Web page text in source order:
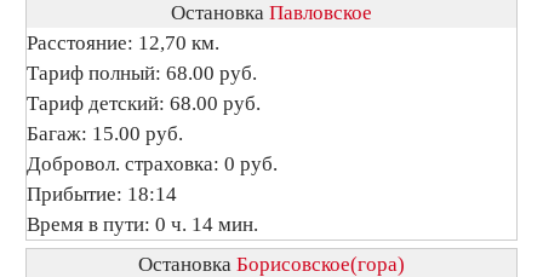
Остановка Павловское
Расстояние: 12,70 км.
Тариф полный: 68.00 руб.
Тариф детский: 68.00 руб.
Багаж: 15.00 руб.
Добровол. страховка: 0 руб.
Прибытие: 18:14
Время в пути: 0 ч. 14 мин.
Остановка Борисовское(гора)